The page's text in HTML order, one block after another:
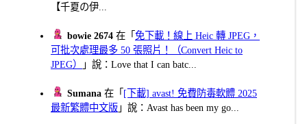
【千夏の伊...
bowie 2674 在「免下載！線上 Heic 轉 JPEG，
可批次處理最多 50 張照片！（Convert Heic to
JPEG）
」說：Love that I can batc...
Sumana 在「 [下載] avast! 免費防毒軟體 2025
最新繁體中文版 」說：Avast has been my go...